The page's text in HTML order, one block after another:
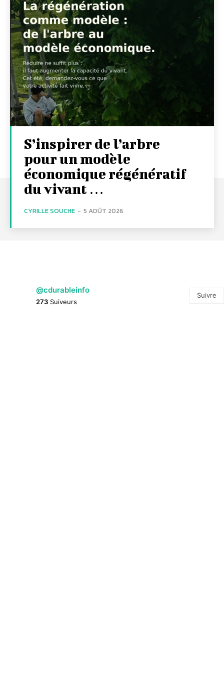
S’inspirer de l’arbre
pour un modèle
économique régénératif
du vivant …
CYRILLE SOUCHE - 5 AOÛT 2026
@cdurableinfo
273 Suiveurs
Suivre